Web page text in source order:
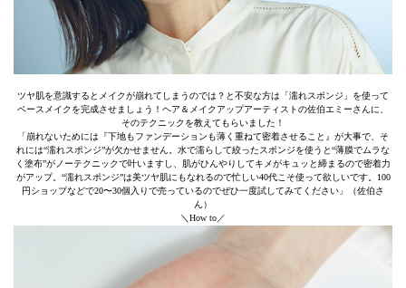
ツヤ肌を意識するとメイクが崩れてしまうのでは？と不安な方は「濡れスポンジ」を使って
ベースメイクを完成させましょう！ヘア＆メイクアップアーティストの佐伯エミーさんに、
そのテクニックを教えてもらいました！
「崩れないためには『下地もファンデーションも薄く重ねて密着させること』が大事で、そ
れには“濡れスポンジ”が欠かせません。水で濡らして絞ったスポンジを使うと“薄膜でムラな
く塗布”がノーテクニックで叶いますし、肌がひんやりしてキメがキュッと締まるので密着力
がアップ。“濡れスポンジ”は美ツヤ肌にもなれるので忙しい40代こそ使って欲しいです。100
円ショップなどで20〜30個入りで売っているのでぜひ一度試してみてください」（佐伯さ
ん）
＼How to／